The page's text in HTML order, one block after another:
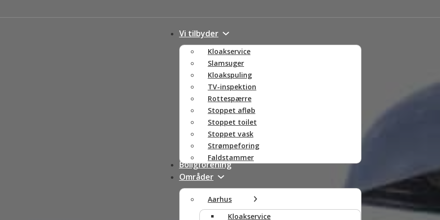
Vi tilbyder
Kloakservice
Slamsuger
Kloakspuling
TV-inspektion
Rottespærre
Stoppet afløb
Stoppet toilet
Stoppet vask
Strømpeforing
Faldstammer
Boligforening
Områder
Aarhus
Kloakservice